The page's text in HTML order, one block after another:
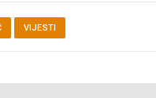
VIJESTI